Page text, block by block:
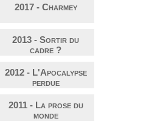
2017 - Charmey
2013 - Sortir du
cadre ?
2012 - L'Apocalypse
perdue
2011 - La prose du
monde